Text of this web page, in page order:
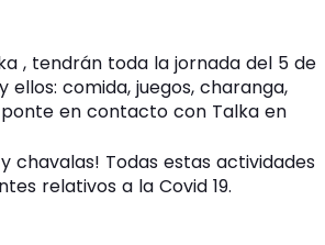
, tendrán toda la jornada del 5 de
comida, juegos, charanga,
en contacto con Talka en
chavalas! Todas estas actividades
relativos a la Covid 19.